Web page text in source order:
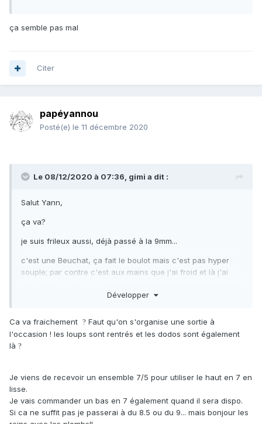
ça semble pas mal
Citer
papéyannou
Posté(e) le 11 décembre 2020
Le 08/12/2020 à 07:36, gimi a dit :
Salut Yann,
ça va?
je suis frileux aussi, déjà passé à la 9mm...
c'est une Beuchat, ça fait le boulot mais c'est pas hyper
souple; par contre c'est aux mains que j'ai froid et là j'ai
Développer
Ca va fraichement ? Faut qu'on s'organise une sortie à
l'occasion ! les loups sont rentrés et les dodos sont également
là ?
Je viens de recevoir un ensemble 7/5 pour utiliser le haut en 7 en
lisse.
Je vais commander un bas en 7 également quand il sera dispo.
Si ca ne suffit pas je passerai à du 8.5 ou du 9... mais bonjour les